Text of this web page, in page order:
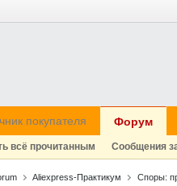
покупателя Форум
всё прочитанным Сообщения
Aliexpress-Практикум Споры: